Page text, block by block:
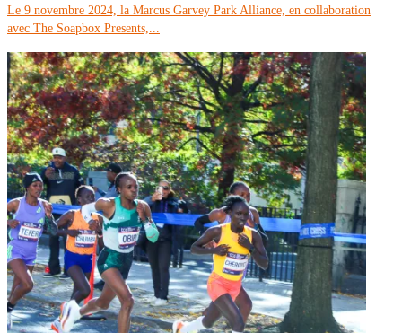
Le 9 novembre 2024, la Marcus Garvey Park Alliance, en collaboration
avec The Soapbox Presents,...